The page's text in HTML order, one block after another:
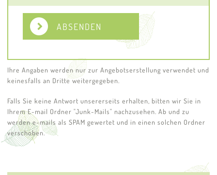
ABSENDEN
Ihre Angaben werden nur zur Angebotserstellung verwendet und
keinesfalls an Dritte weitergegeben.
Falls Sie keine Antwort unsererseits erhalten, bitten wir Sie in
Ihrem E-mail Ordner "Junk-Mails" nachzusehen. Ab und zu
werden e-mails als SPAM gewertet und in einen solchen Ordner
verschoben.